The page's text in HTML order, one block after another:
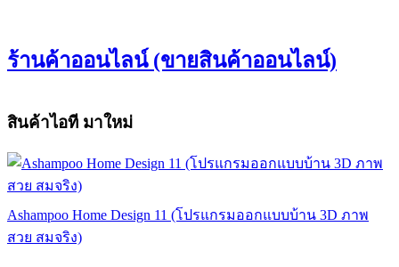
ร้านค้าออนไลน์ (ขายสินค้าออนไลน์)
สินค้าไอที มาใหม่
Ashampoo Home Design 11 (โปรแกรมออกแบบบ้าน 3D ภาพ
สวย สมจริง)